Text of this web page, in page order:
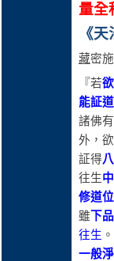
量全
《天
藏密
『若
能証道
諸佛
外，
証得
往生
修道位
雖下
往生 。
一般